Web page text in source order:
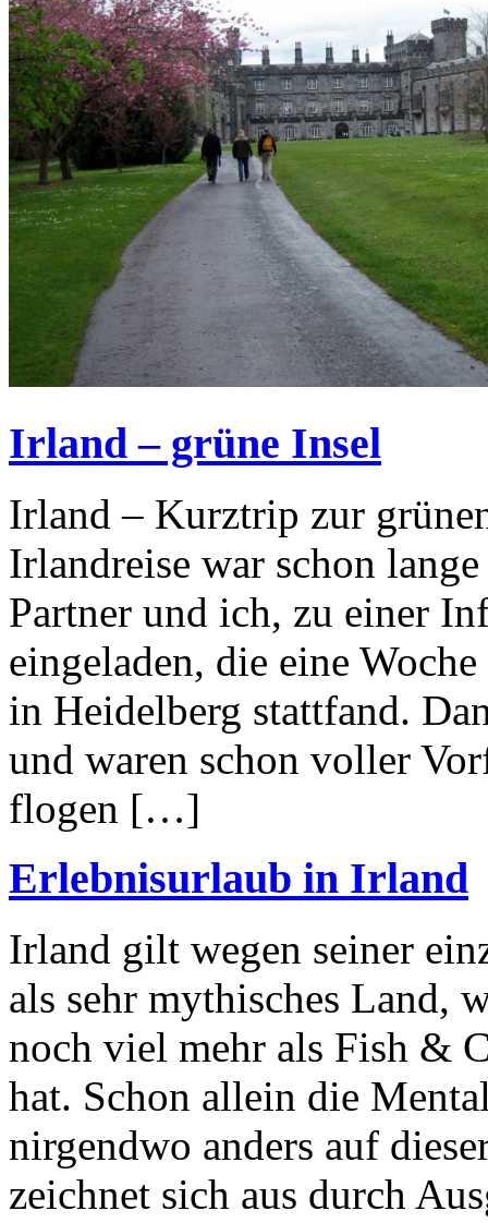
Irland – grüne Insel
Irland – Kurztrip zur
Irlandreise war schon
Partner und ich, zu einer
eingeladen, die eine
in Heidelberg stattfand.
und waren schon voller
flogen […]
Erlebnisurlaub in Irland
Irland gilt wegen seiner
als sehr mythisches Land,
noch viel mehr als Fish &
hat. Schon allein die
nirgendwo anders auf
zeichnet sich aus durch